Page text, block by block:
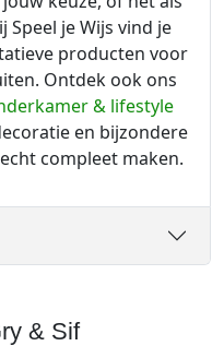
Speel je Wijs vind je
producten voor
Ontdek ook ons
& lifestyle
en bijzondere
compleet maken.
& Sif